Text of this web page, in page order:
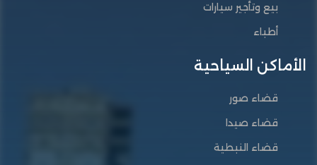
بيع وتأجير سيارات
أطباء
الأماكن السياحية
قضاء صور
قضاء صيدا
قضاء النبطية